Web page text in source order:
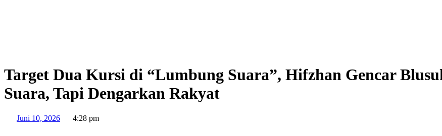
Target Dua Kursi di “Lumbung Suara”, Hifzhan Gencar
Suara, Tapi Dengarkan Rakyat
Juni 10, 2026 4:28 pm